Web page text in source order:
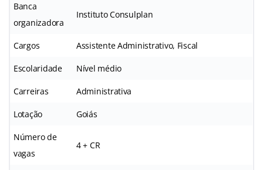
Banca
organizadora
Instituto Consulplan
Cargos Assistente Administrativo, Fiscal
Escolaridade Nível médio
Carreiras Administrativa
Lotação Goiás
Número de
vagas
4 + CR